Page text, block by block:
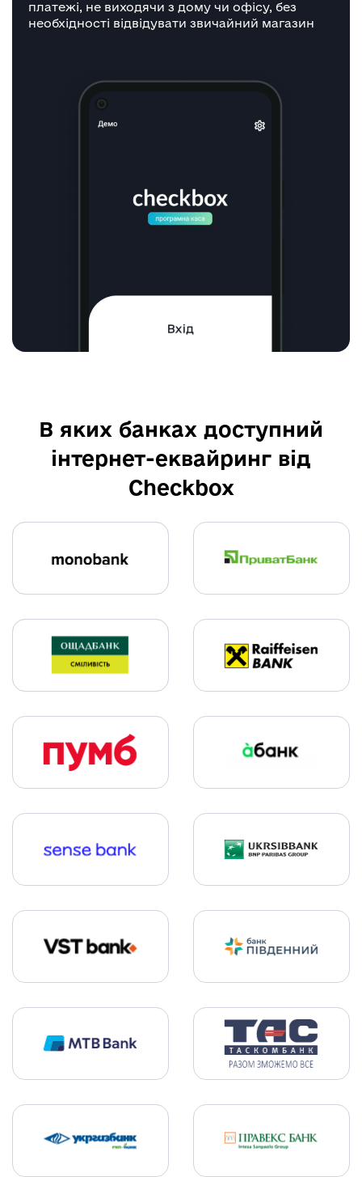
платежі, не виходячи з дому чи офісу, без
необхідності відвідувати звичайний магазин
В яких банках доступний
інтернет-еквайринг від
Checkbox